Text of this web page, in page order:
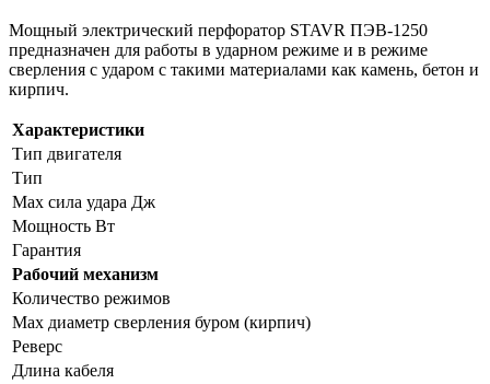
Мощный электрический перфоратор STAVR ПЭВ-1250
предназначен для работы в ударном режиме и в режиме
сверления с ударом с такими материалами как камень, бетон и
кирпич.
Характеристики
Тип двигателя
Тип
Max сила удара Дж
Мощность Вт
Гарантия
Рабочий механизм
Количество режимов
Max диаметр сверления буром (кирпич)
Реверс
Длина кабеля